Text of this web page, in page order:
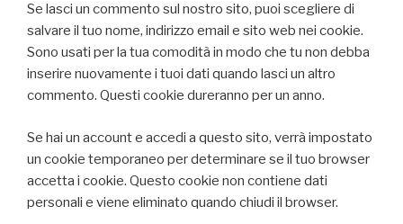
Se lasci un commento sul nostro sito, puoi scegliere di
salvare il tuo nome, indirizzo email e sito web nei cookie.
Sono usati per la tua comodità in modo che tu non debba
inserire nuovamente i tuoi dati quando lasci un altro
commento. Questi cookie dureranno per un anno.
Se hai un account e accedi a questo sito, verrà impostato
un cookie temporaneo per determinare se il tuo browser
accetta i cookie. Questo cookie non contiene dati
personali e viene eliminato quando chiudi il browser.